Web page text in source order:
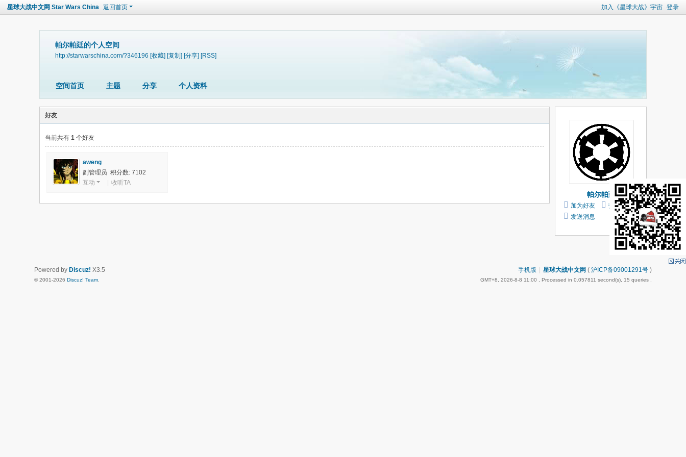
加入《星球大战》宇宙 登录
星球大战中文网 Star Wars China 返回首页
帕尔帕廷的个人空间
http://starwarschina.com/?346196 [收藏] [复制] [分享] [RSS]
空间首页 主题 分享 个人资料
好友
当前共有 1 个好友
aweng
副管理员 积分数: 7102
互动
收听TA
帕尔帕廷
加为好友
打个招呼
发送消息
手机版 星球大战中文网 ( 沪ICP备09001291号 )
GMT+8, 2026-8-8 11:00 , Processed in 0.057811 second(s), 15 queries .
Powered by Discuz! X3.5
© 2001-2026 Discuz! Team